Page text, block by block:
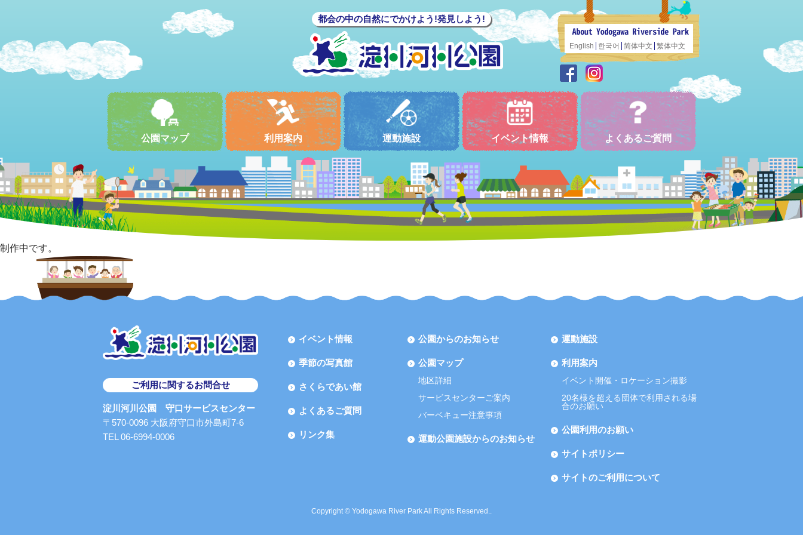
都会の中の自然にでかけよう!発見しよう!
English 한국어 简体中文 繁体中文
公園マップ 利用案内 運動施設 イベント情報 よくあるご質問
制作中です。
ご利用に関するお問合せ
淀川河川公園 守口サービスセンター
〒570-0096 大阪府守口市外島町7-6
TEL 06-6994-0006
イベント情報
季節の写真館
さくらであい館
よくあるご質問
リンク集
公園からのお知らせ
公園マップ
地区詳細
サービスセンターご案内
バーベキュー注意事項
運動公園施設からのお知らせ
運動施設
利用案内
イベント開催・ロケーション撮影
20名様を超える団体で利用される場
合のお願い
公園利用のお願い
サイトポリシー
サイトのご利用について
Copyright © Yodogawa River Park All Rights Reserved..